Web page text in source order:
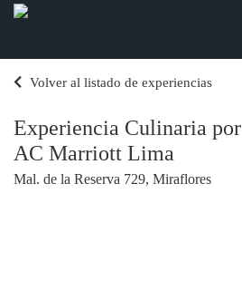
Volver al listado de experiencias
Experiencia Culinaria
AC Marriott Lima
Mal. de la Reserva 729, Miraflores